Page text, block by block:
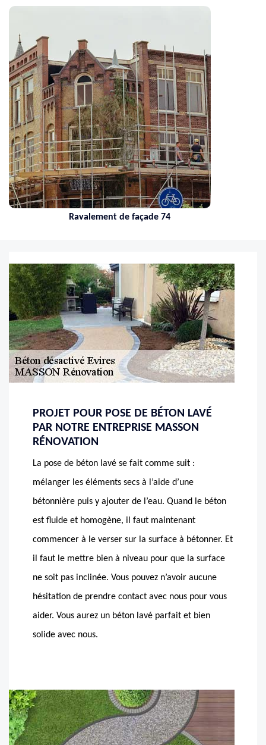
Ravalement de façade 74
PROJET POUR POSE DE BÉTON LAVÉ
PAR NOTRE ENTREPRISE MASSON
RÉNOVATION
La pose de béton lavé se fait comme suit :
mélanger les éléments secs à l’aide d’une
bétonnière puis y ajouter de l’eau. Quand le béton
est fluide et homogène, il faut maintenant
commencer à le verser sur la surface à bétonner. Et
il faut le mettre bien à niveau pour que la surface
ne soit pas inclinée. Vous pouvez n’avoir aucune
hésitation de prendre contact avec nous pour vous
aider. Vous aurez un béton lavé parfait et bien
solide avec nous.